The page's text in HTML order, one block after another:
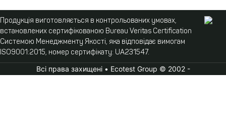
Продукція виготовляється в контрольованих умовах,
встановлених сертифікованою Bureau Veritas Certification
Системою Менеджменту Якості, яка відповідає вимогам
ISO9001:2015, номер сертифікату: UA231547.
Всі права захищені • Ecotest Group © 2002 -